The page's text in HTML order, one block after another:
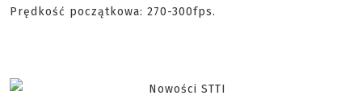
Prędkość początkowa: 270-300fps.